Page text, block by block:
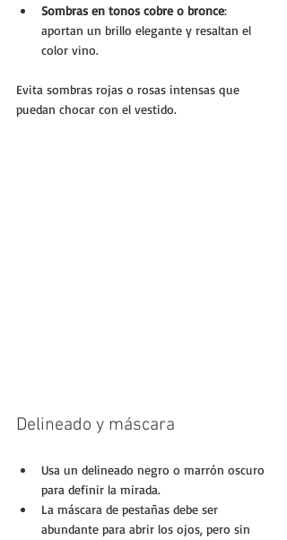
Sombras en tonos cobre o bronce:
aportan un brillo elegante y resaltan el
color vino.
Evita sombras rojas o rosas intensas que
puedan chocar con el vestido.
Delineado y máscara
Usa un delineado negro o marrón oscuro
para definir la mirada.
La máscara de pestañas debe ser
abundante para abrir los ojos, pero sin